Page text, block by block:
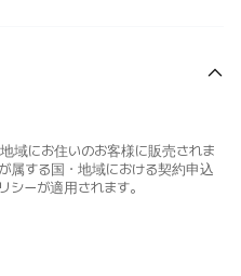
域にお住いのお客様に販売されま
属する国・地域における契約申込
ーが適用されます。